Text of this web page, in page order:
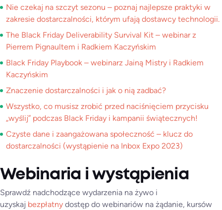
Nie czekaj na szczyt sezonu – poznaj najlepsze praktyki w
zakresie dostarczalności, którym ufają dostawcy technologii.
The Black Friday Deliverability Survival Kit – webinar z
Pierrem Pignaultem i Radkiem Kaczyńskim
Black Friday Playbook – webinarz Jainą Mistry i Radkiem
Kaczyńskim
Znaczenie dostarczalności i jak o nią zadbać?
Wszystko, co musisz zrobić przed naciśnięciem przycisku
„wyślij” podczas Black Friday i kampanii świątecznych!
Czyste dane i zaangażowana społeczność – klucz do
dostarczalności (wystąpienie na Inbox Expo 2023)
Webinaria i wystąpienia
Sprawdź nadchodzące wydarzenia na żywo i
uzyskaj bezpłatny dostęp do webinariów na żądanie, kursów